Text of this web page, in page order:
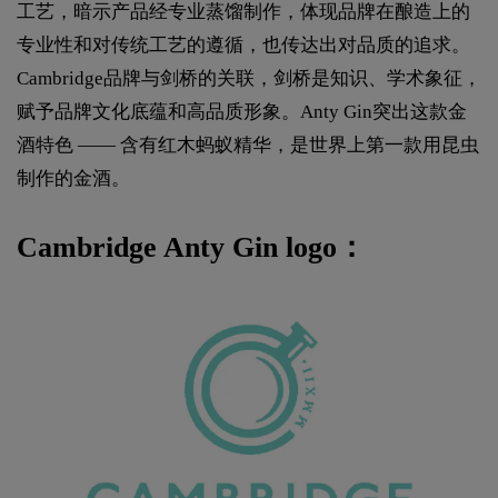
工艺，暗示产品经专业蒸馏制作，体现品牌在酿造上的
专业性和对传统工艺的遵循，也传达出对品质的追求。
Cambridge品牌与剑桥的关联，剑桥是知识、学术象征，
赋予品牌文化底蕴和高品质形象。Anty Gin突出这款金
酒特色 —— 含有红木蚂蚁精华，是世界上第一款用昆虫
制作的金酒。
Cambridge Anty Gin logo：